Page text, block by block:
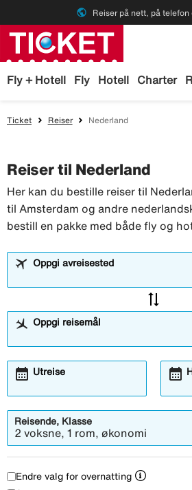
public Reiser på nett, på telefon
Fly + Hotell Fly Hotell Charter
Ticket Reiser Nederland
Reiser til Nederland
Her kan du bestille reiser til
til Amsterdam og andre
bestill en pakke med både fly og
Oppgi avreisested
sync_alt
Oppgi reisemål
Utreise
calendar_month calendar_month
Reisende, Klasse
2 voksne, 1 rom, økonomi
Endre valg for overnatting